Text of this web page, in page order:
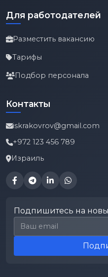
Для работодателей
Разместить вакансию
Тарифы
Подбор персонала
Контакты
iskrakovrov@gmail.com
+972 123 456 789
Израиль
Подпишитесь на
Email для подписки